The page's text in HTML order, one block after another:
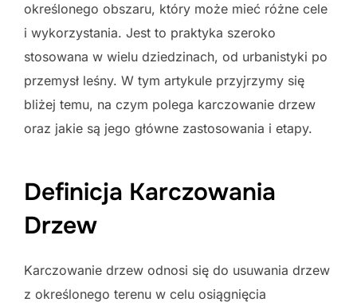
określonego obszaru, który może mieć różne cele
i wykorzystania. Jest to praktyka szeroko
stosowana w wielu dziedzinach, od urbanistyki po
przemysł leśny. W tym artykule przyjrzymy się
bliżej temu, na czym polega karczowanie drzew
oraz jakie są jego główne zastosowania i etapy.
Definicja Karczowania
Drzew
Karczowanie drzew odnosi się do usuwania drzew
z określonego terenu w celu osiągnięcia